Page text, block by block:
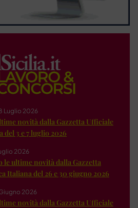
Luglio 2026
novità dalla Gazzetta Ufficiale
3 e 7 luglio 2026
2026
le ultime novità dalla Gazzetta
Italiana del 26 e 30 giugno 2026
2026
novità dalla Gazzetta Ufficiale